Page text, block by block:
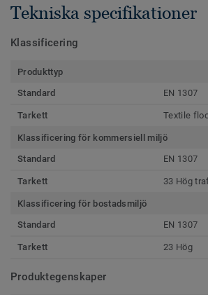
Tekniska specifikationer
Klassificering
Produkttyp
Standard
EN 1307
Tarkett Textile
Klassificering för kommersiell miljö
Standard
EN 1307
Tarkett 33 Hög
Klassificering för bostadsmiljö
Standard
EN 1307
Tarkett 23 Hög
Produktegenskaper